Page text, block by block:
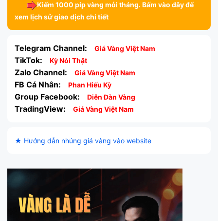
Kiếm 1000 pip vàng mỗi tháng. Bấm vào đây để
xem lịch sử giao dịch chi tiết
Telegram Channel: Giá Vàng Việt Nam
TikTok: Kỳ Nói Thật
Zalo Channel: Giá Vàng Việt Nam
FB Cá Nhân: Phan Hiếu Kỳ
Group Facebook: Diễn Đàn Vàng
TradingView: Giá Vàng Việt Nam
★ Hướng dẫn nhúng giá vàng vào website